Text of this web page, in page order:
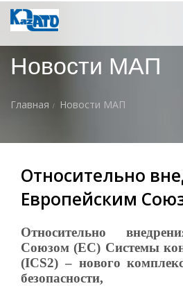
Новости МАП
Главная Новости МАП
Относительно
Европейским
Относительно
Союзом (ЕС) Системы
(ICS2) – нового
безопасности,